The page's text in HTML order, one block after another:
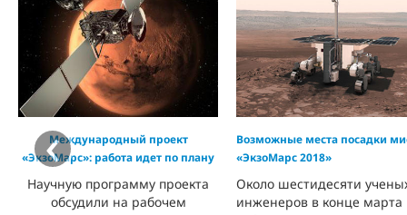
Международный проект
«ЭкзоМарс»: работа идет по плану
Научную программу проекта
обсудили на рабочем
Возможные места посадки
«ЭкзоМарс 2018»
Около шестидесяти
инженеров в конце марта
‹